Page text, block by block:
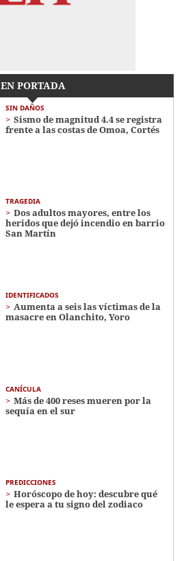
EN PORTADA
SIN DAÑOS
Sismo de magnitud 4.4 se registra
frente a las costas de Omoa, Cortés
TRAGEDIA
Dos adultos mayores, entre los
heridos que dejó incendio en barrio
San Martín
IDENTIFICADOS
Aumenta a seis las víctimas de la
masacre en Olanchito, Yoro
CANÍCULA
Más de 400 reses mueren por la
sequía en el sur
PREDICCIONES
Horóscopo de hoy: descubre qué
le espera a tu signo del zodiaco